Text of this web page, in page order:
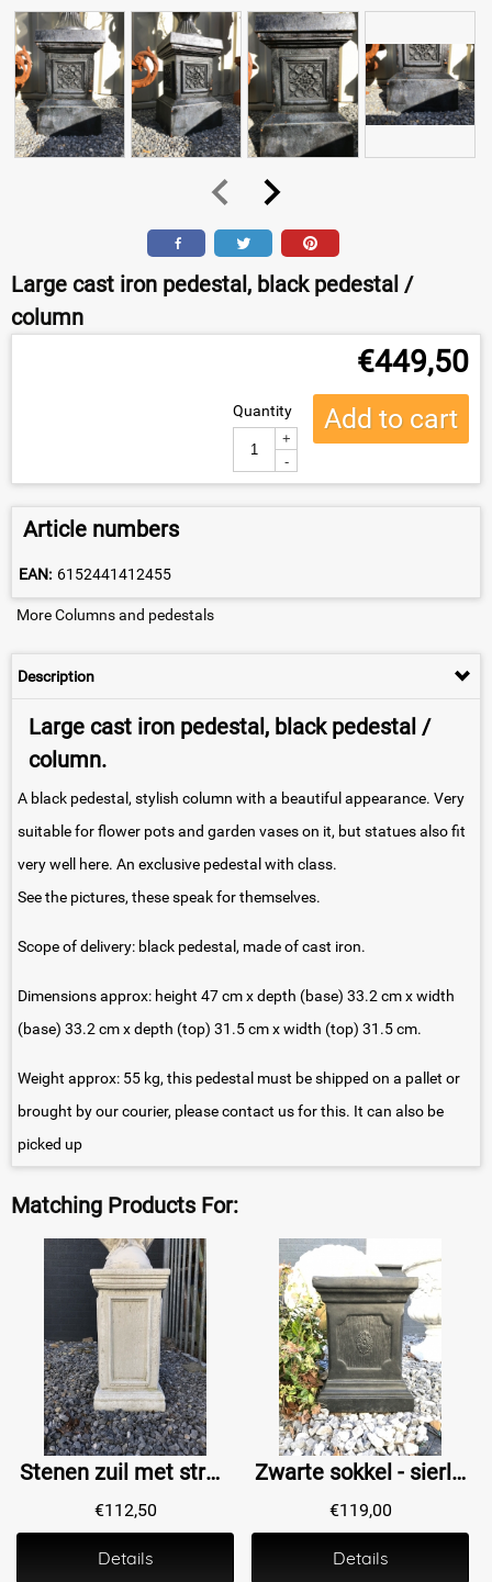
Large cast iron pedestal, black pedestal /
column
€449,50
Quantity
+
-
Add to cart
Article numbers
EAN: 6152441412455
More Columns and pedestals
Description
Large cast iron pedestal, black pedestal /
column.
A black pedestal, stylish column with a beautiful appearance. Very
suitable for flower pots and garden vases on it, but statues also fit
very well here. An exclusive pedestal with class.
See the pictures, these speak for themselves.
Scope of delivery: black pedestal, made of cast iron.
Dimensions approx: height 47 cm x depth (base) 33.2 cm x width
(base) 33.2 cm x depth (top) 31.5 cm x width (top) 31.5 cm.
Weight approx: 55 kg, this pedestal must be shipped on a pallet or
brought by our courier, please contact us for this. It can also be
picked up
Matching Products For:
Stenen zuil met strakke lijnen, om uw object te accentueren
€112,50
Details
Zwarte sokkel - sierlijke zuil voor bijvoorbeeld beelden - stenen voet
€119,00
Details